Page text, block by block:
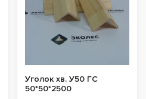
Уголок хв. У50 ГС
50*50*2500